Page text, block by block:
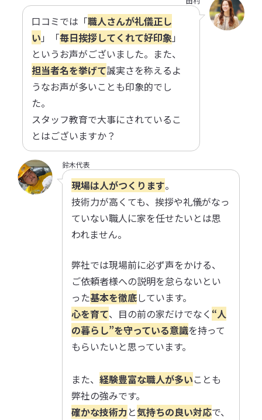
口コミでは「職人さんが礼儀正し
い 」「毎日挨拶してくれて好印象 」
というお声がございました。また、
担当者名を挙げて誠実さを称えるよ
うなお声が多いことも印象的でし
た。
スタッフ教育で大事にされているこ
とはございますか？
鈴木代表
現場は人がつくります。
技術力が高くても、挨拶や礼儀がなっ
ていない職人に家を任せたいとは思
われません。
弊社では現場前に必ず声をかける、
ご依頼者様への説明を怠らないとい
った基本を徹底しています。
心を育て、目の前の家だけでなく “人
の暮らし”を守っている意識を持って
もらいたいと思っています。
また、経験豊富な職人が多いことも
弊社の強みです。
確かな技術力と気持ちの良い対応で、